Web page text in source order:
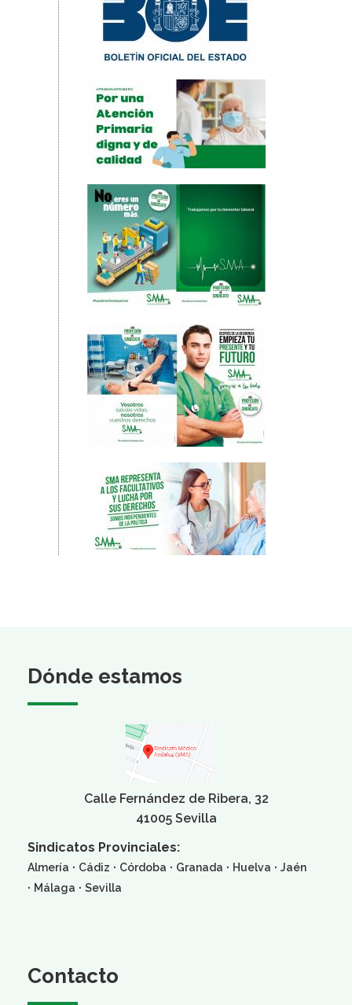
Dónde estamos
Calle Fernández de Ribera, 32
41005 Sevilla
Sindicatos Provinciales:
Almería · Cádiz · Córdoba · Granada · Huelva · Jaén
· Málaga · Sevilla
Contacto